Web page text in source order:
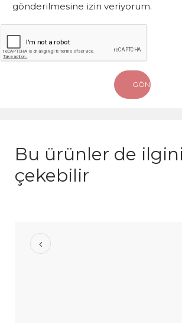
gönderilmesine izin veriyorum.
Bu ürünler de
çekebilir